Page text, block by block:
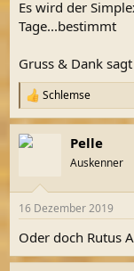
Es wird der
Tage...bestimmt
Gruss & Dank sagt
R
e
a
k
e
:
Schlemse
Pelle
Auskenner
16 Dezember 2019
Oder doch Rutus